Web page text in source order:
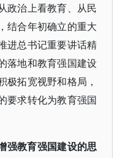
政治上看教育、从民
结合年初确立的重大
进总书记重要讲话精
落地和教育强国建设
极拓宽视野和格局，
要求转化为教育强国
强教育强国建设的思